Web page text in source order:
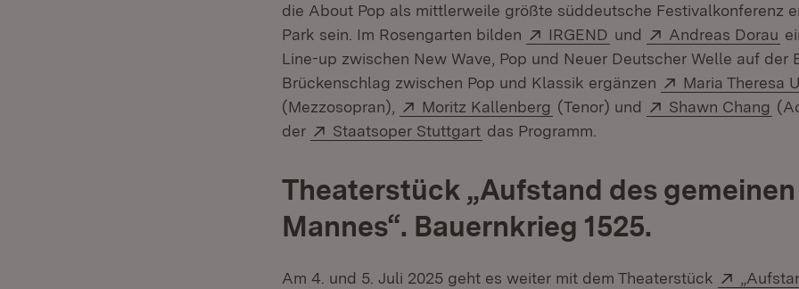
die About Pop als mittlerweile größte süddeutsche Festivalkonferenz
Park sein. Im Rosengarten bilden
Extern:
IRGEND (Öffnet in neuem Fenster)
und Extern:
Andreas Dorau
Line-up zwischen New Wave, Pop und Neuer Deutscher Welle auf der
Brückenschlag zwischen Pop und Klassik ergänzen
Extern:
Maria Theresa
(Mezzosopran),
Extern:
Moritz Kallenberg (Öffnet in neuem Fenster)
(Tenor) und Extern:
Shawn Chang
der
Extern:
Staatsoper Stuttgart (Öffnet in neuem Fenster)
das Programm.
Theaterstück „Aufstand des gemeinen
Mannes“. Bauernkrieg 1525.
Am 4. und 5. Juli 2025 geht es weiter mit dem Theaterstück Extern: